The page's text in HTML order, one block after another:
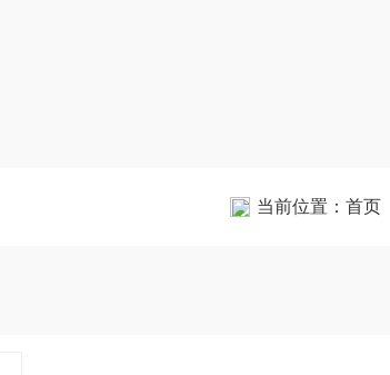
当前位置： 首页